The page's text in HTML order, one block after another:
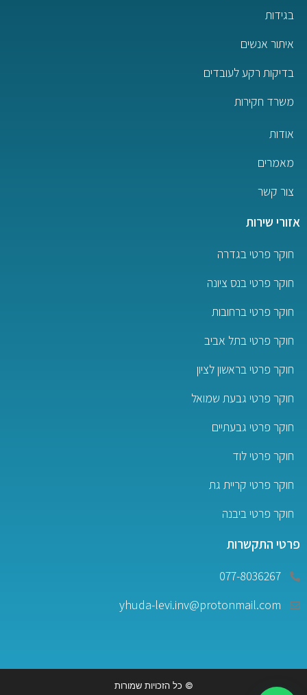
בגידות
איתור אנשים
בדיקות רקע לעובדים
משרד חקירות
אודות
מאמרים
צור קשר
אזורי שירות
חוקר פרטי בגדרה
חוקר פרטי בנס ציונה
חוקר פרטי ברחובות
חוקר פרטי בתל אביב
חוקר פרטי בראשון לציון
חוקר פרטי גבעת שמואל
חוקר פרטי גבעתיים
חוקר פרטי לוד
חוקר פרטי קריית גת
חוקר פרטי ביבנה
פרטי התקשרות
077-8036267
yhuda-levi.inv@protonmail.com
© כל הזכויות שמורות